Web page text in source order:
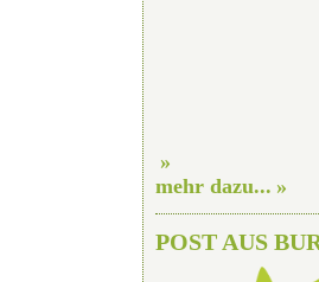
mehr dazu...
POST AUS